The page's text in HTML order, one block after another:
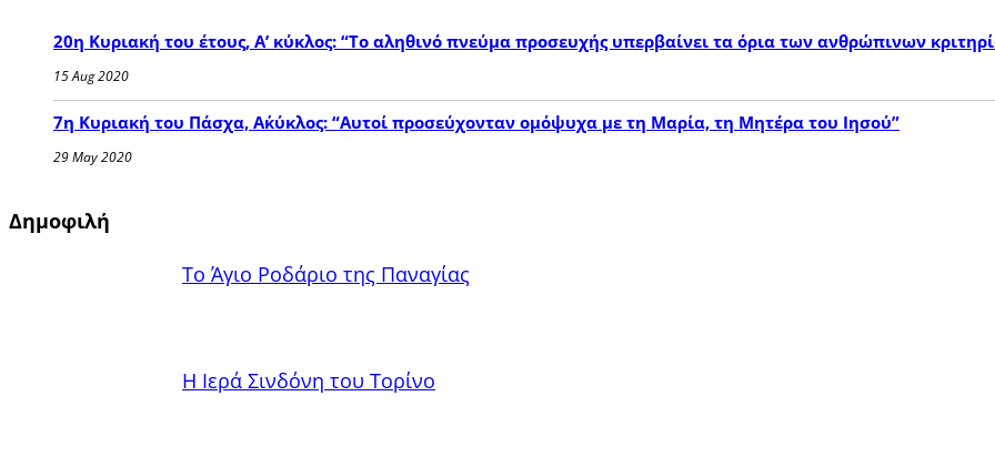
20η Κυριακή του έτους, Α’ κύκλος: “Το αληθινό πνεύμα προσευχής υπερβαίνει τα όρια των ανθρώπινων
15 Aug 2020
7η Κυριακή του Πάσχα, Α΄κύκλος: “Αυτοί προσεύχονταν ομόψυχα με τη Μαρία, τη Μητέρα του Ιησού”
29 May 2020
Δημοφιλή
Το Άγιο Ροδάριο της Παναγίας
Η Ιερά Σινδόνη του Τορίνο